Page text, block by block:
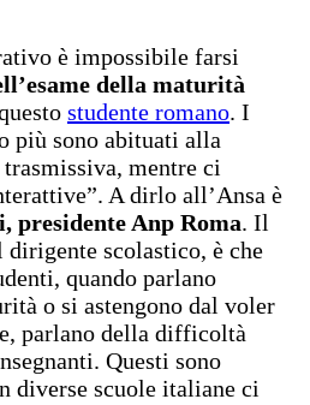
è impossibile farsi
della maturità
studente romano. I
più sono abituati alla
mentre ci
A dirlo all’Ansa è
presidente Anp Roma. Il
scolastico, è che
quando parlano
o si astengono dal voler
parlano della difficoltà
Questi sono
diverse scuole italiane ci